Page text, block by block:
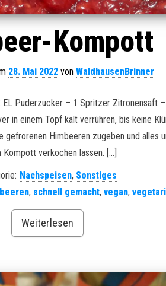
Kompott
28. Mai 2022von WaldhausenBrinner
Puderzucker – 1 Spritzer Zitronensaft
in einem Topf kalt verrühren, bis keine
gefrorenen Himbeeren zugeben und alles
Kompott verkochen lassen. […]
Nachspeisen, Sonstiges
, schnell gemacht,vegan,
Weiterlesen